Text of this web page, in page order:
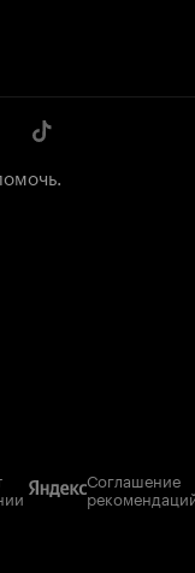
Соглашение